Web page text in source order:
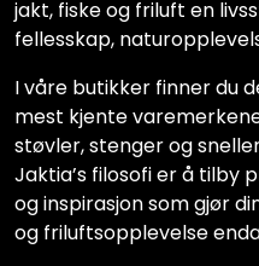
jakt, fiske og friluft en
fellesskap,
I våre butikker finner du
mest kjente
støvler, stenger og
Jaktia’s filosofi er å tilby
og inspirasjon som gjør
og friluftsopplevelse